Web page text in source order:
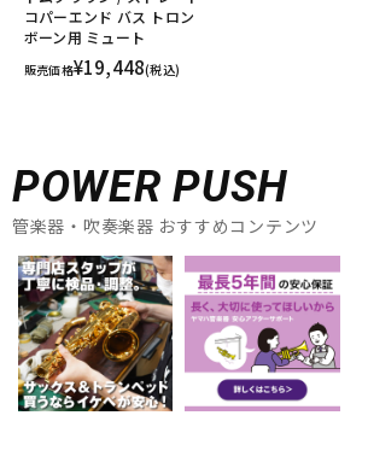
コパーエンド バス トロン
ボーン用 ミュート
販売価格¥19,448(税込)
POWER PUSH
管楽器・吹奏楽器 おすすめコンテンツ